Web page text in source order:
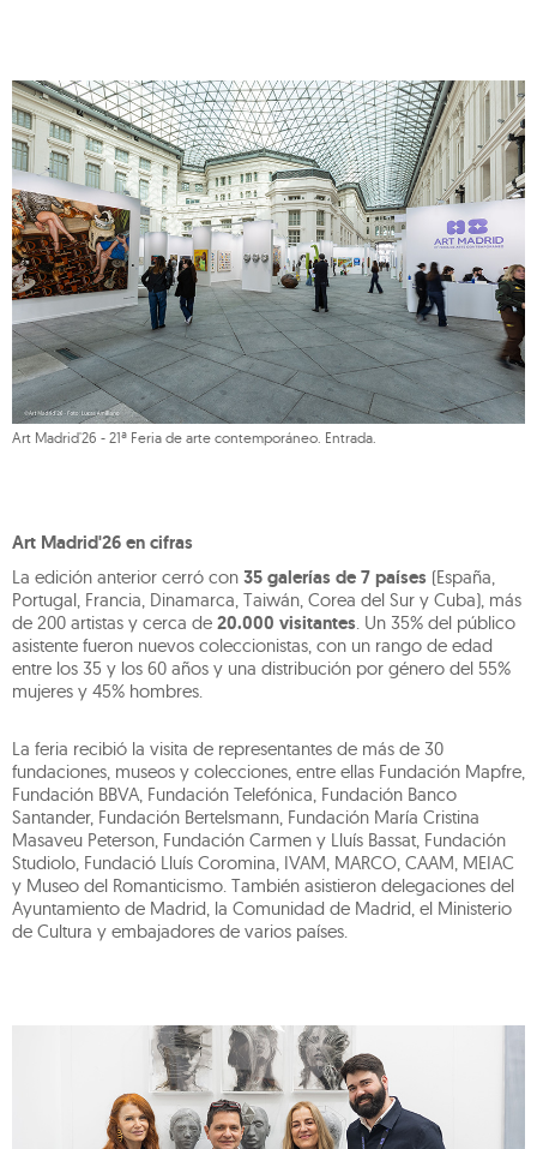
Art Madrid'26 - 21ª Feria de arte contemporáneo. Entrada.
Art Madrid'26 en cifras
La edición anterior cerró con 35 galerías de 7 países (España,
Portugal, Francia, Dinamarca, Taiwán, Corea del Sur y Cuba), más
de 200 artistas y cerca de 20.000 visitantes. Un 35% del público
asistente fueron nuevos coleccionistas, con un rango de edad
entre los 35 y los 60 años y una distribución por género del 55%
mujeres y 45% hombres.
La feria recibió la visita de representantes de más de 30
fundaciones, museos y colecciones, entre ellas Fundación Mapfre,
Fundación BBVA, Fundación Telefónica, Fundación Banco
Santander, Fundación Bertelsmann, Fundación María Cristina
Masaveu Peterson, Fundación Carmen y Lluís Bassat, Fundación
Studiolo, Fundació Lluís Coromina, IVAM, MARCO, CAAM, MEIAC
y Museo del Romanticismo. También asistieron delegaciones del
Ayuntamiento de Madrid, la Comunidad de Madrid, el Ministerio
de Cultura y embajadores de varios países.